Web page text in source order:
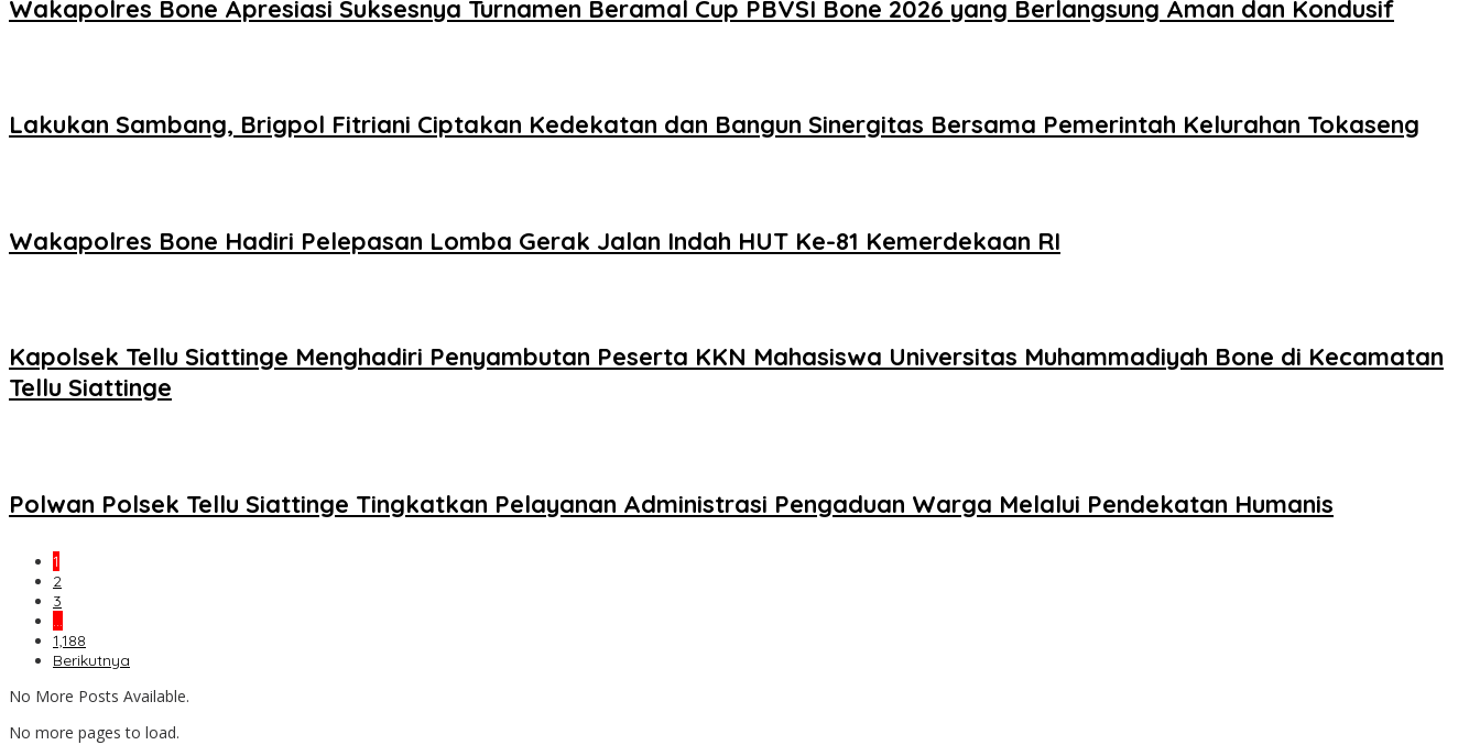
Wakapolres Bone Apresiasi Suksesnya Turnamen Beramal Cup PBVSI Bone 2026 yang Berlangsung Aman dan Kondusif
Lakukan Sambang, Brigpol Fitriani Ciptakan Kedekatan dan Bangun Sinergitas Bersama Pemerintah Kelurahan Tokaseng
Wakapolres Bone Hadiri Pelepasan Lomba Gerak Jalan Indah HUT Ke-81 Kemerdekaan RI
Kapolsek Tellu Siattinge Menghadiri Penyambutan Peserta KKN Mahasiswa Universitas Muhammadiyah Bone di Kecamatan
Tellu Siattinge
Polwan Polsek Tellu Siattinge Tingkatkan Pelayanan Administrasi Pengaduan Warga Melalui Pendekatan Humanis
1
2
3
…
1,188
Berikutnya
No More Posts Available.
No more pages to load.